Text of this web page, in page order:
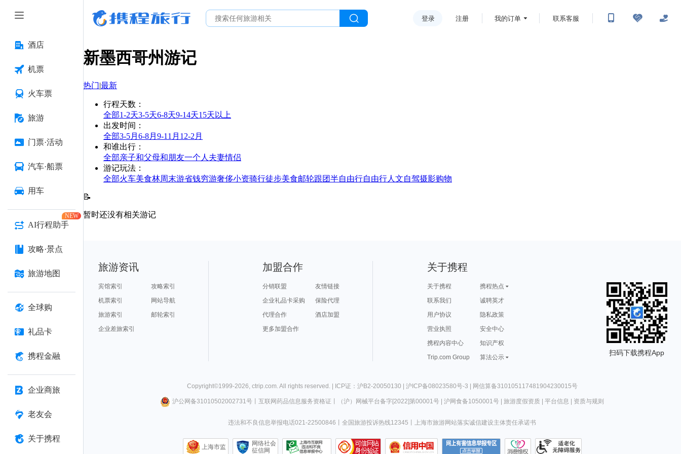
酒店
机票
火车票
旅游
门票·活动
汽车·船票
用车
AI行程助手
NEW
攻略·景点
旅游地图
全球购
礼品卡
携程金融
企业商旅
老友会
关于携程
登录 注册 我的订单 联系客服
新墨西哥州游记
热门|最新
行程天数 ：
全部1-2天3-5天6-8天9-14天15天以上
出发时间 ：
全部3-5月 6-8月 9-11月 12-2月
和谁出行 ：
全部亲子和父母和朋友一个人 夫妻情侣
游记玩法 ：
全部火车美食林周末游省钱穷游奢侈小资骑行徒步美食邮轮跟团半自由行自由行人文自驾摄影购物
📝
暂时还没有相关游记
旅游资讯
宾馆索引
攻略索引
机票索引
网站导航
旅游索引
邮轮索引
企业差旅索引
加盟合作
分销联盟
友情链接
企业礼品卡采购
保险代理
代理合作
酒店加盟
更多加盟合作
关于携程
关于携程
携程热点
联系我们
诚聘英才
用户协议
隐私政策
营业执照
安全中心
携程内容中心
知识产权
Trip.com Group
算法公示
扫码下载携程App
Copyright©1999-2026, ctrip.com. All rights reserved. | ICP证：沪B2-20050130 | 沪ICP备08023580号-3 | 网信算备310105117481904230015号
沪公网备31010502002731号丨 互联网药品信息服务资格证 （沪）网械平台备字[2022]第00001号| 沪网食备1050001号| 旅游度假资质| 平台信息 资质与规则
违法和不良信息举报电话021-22500846 全国旅游投诉热线12345 上海市旅游网站落实诚信建设主体责任承诺书
上海市监
网络社会
征信网